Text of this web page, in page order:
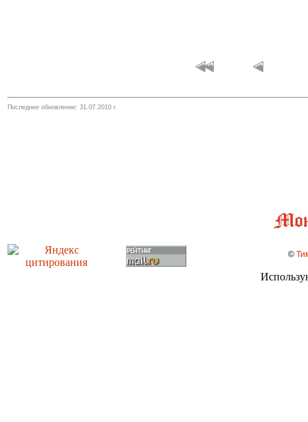
Последнее обновление: 31.07.2010 г.
©